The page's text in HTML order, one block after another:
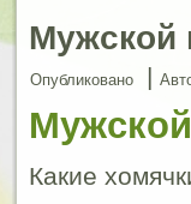
Мужской
Опубликовано |
Какие